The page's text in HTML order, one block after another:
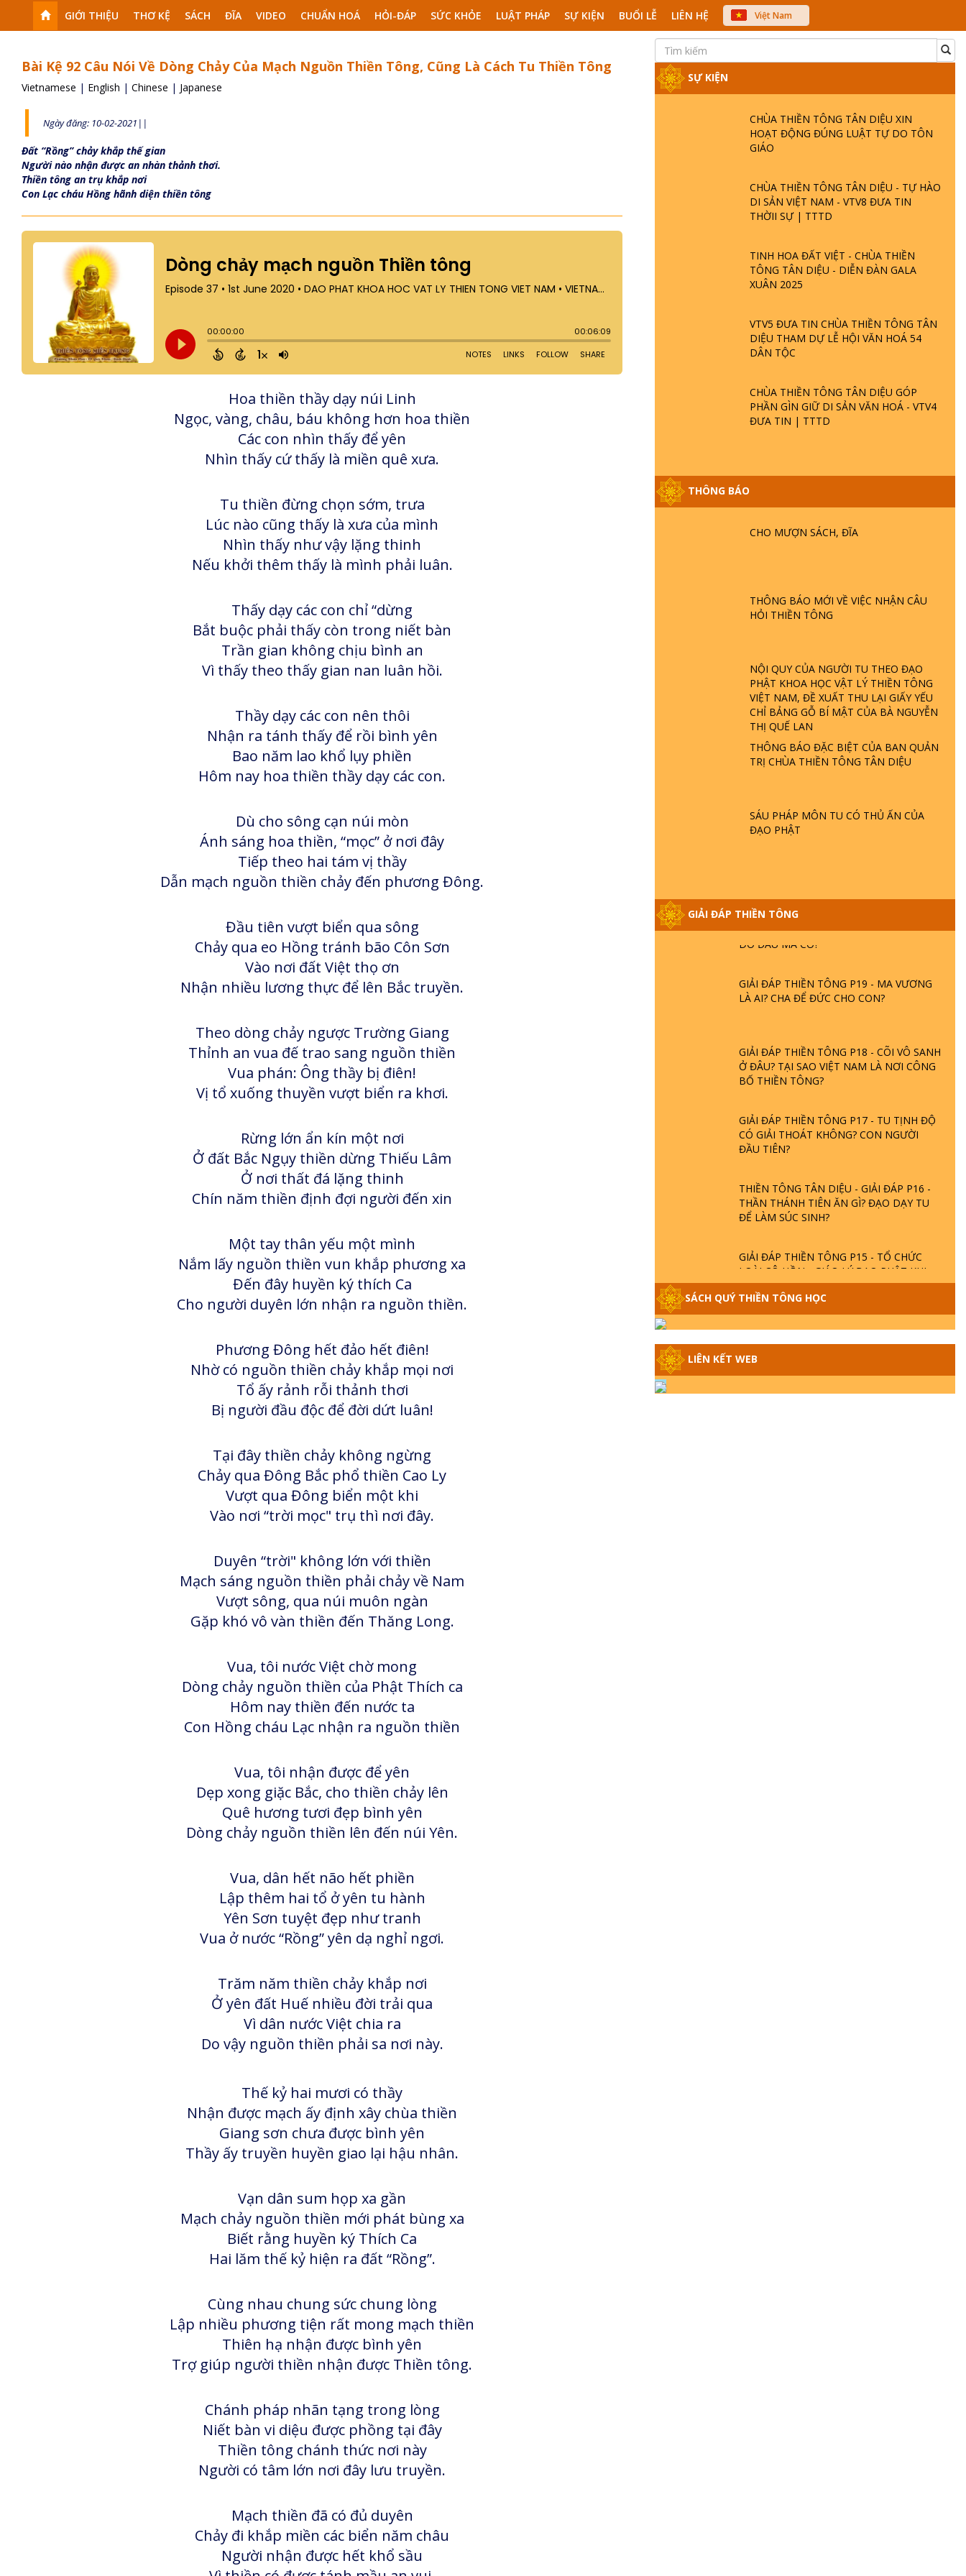
GIỚI THIỆU THƠ KỆ SÁCH ĐĨA VIDEO CHUẨN HOÁ HỎI-ĐÁP SỨC KHỎE LUẬT PHÁP SỰ KIỆN BUỔI LỄ LIÊN HỆ
Việt Nam
中文
Bài Kệ 92 Câu Nói Về Dòng Chảy Của Mạch Nguồn Thiền Tông, Cũng Là Cách Tu Thiền Tông
Vietnamese | English | Chinese | Japanese
Ngày đăng: 10-02-2021||
Đất “Rồng” chảy khắp thế gian
Người nào nhận được an nhàn thảnh thơi.
Thiền tông an trụ khắp nơi
Con Lạc cháu Hồng hãnh diện thiền tông
Hoa thiền thầy dạy núi Linh
Ngọc, vàng, châu, báu không hơn hoa thiền
Các con nhìn thấy để yên
Nhìn thấy cứ thấy là miền quê xưa.
Tu thiền đừng chọn sớm, trưa
Lúc nào cũng thấy là xưa của mình
Nhìn thấy như vậy lặng thinh
Nếu khởi thêm thấy là mình phải luân.
Thấy dạy các con chỉ “dừng
Bắt buộc phải thấy còn trong niết bàn
Trần gian không chịu bình an
Vì thấy theo thấy gian nan luân hồi.
Thầy dạy các con nên thôi
Nhận ra tánh thấy để rồi bình yên
Bao năm lao khổ lụy phiền
Hôm nay hoa thiền thầy dạy các con.
Dù cho sông cạn núi mòn
Ánh sáng hoa thiền, “mọc” ở nơi đây
Tiếp theo hai tám vị thầy
Dẫn mạch nguồn thiền chảy đến phương Đông.
Đầu tiên vượt biển qua sông
Chảy qua eo Hồng tránh bão Côn Sơn
Vào nơi đất Việt thọ ơn
Nhận nhiều lương thực để lên Bắc truyền.
Theo dòng chảy ngược Trường Giang
Thỉnh an vua đế trao sang nguồn thiền
Vua phán: Ông thầy bị điên!
Vị tổ xuống thuyền vượt biển ra khơi.
Rừng lớn ẩn kín một nơi
Ở đất Bắc Ngụy thiền dừng Thiếu Lâm
Ở nơi thất đá lặng thinh
Chín năm thiền định đợi người đến xin
Một tay thân yếu một mình
Nắm lấy nguồn thiền vun khắp phương xa
Đến đây huyền ký thích Ca
Cho người duyên lớn nhận ra nguồn thiền.
Phương Đông hết đảo hết điên!
Nhờ có nguồn thiền chảy khắp mọi nơi
Tổ ấy rảnh rỗi thảnh thơi
Bị người đầu độc để đời dứt luân!
Tại đây thiền chảy không ngừng
Chảy qua Đông Bắc phổ thiền Cao Ly
Vượt qua Đông biển một khi
Vào nơi “trời mọc" trụ thì nơi đây.
Duyên “trời" không lớn với thiền
Mạch sáng nguồn thiền phải chảy về Nam
Vượt sông, qua núi muôn ngàn
Gặp khó vô vàn thiền đến Thăng Long.
Vua, tôi nước Việt chờ mong
Dòng chảy nguồn thiền của Phật Thích ca
Hôm nay thiền đến nước ta
Con Hồng cháu Lạc nhận ra nguồn thiền
Vua, tôi nhận được để yên
Dẹp xong giặc Bắc, cho thiền chảy lên
Quê hương tươi đẹp bình yên
Dòng chảy nguồn thiền lên đến núi Yên.
Vua, dân hết não hết phiền
Lập thêm hai tổ ở yên tu hành
Yên Sơn tuyệt đẹp như tranh
Vua ở nước “Rồng” yên dạ nghỉ ngơi.
Trăm năm thiền chảy khắp nơi
Ở yên đất Huế nhiều đời trải qua
Vì dân nước Việt chia ra
Do vậy nguồn thiền phải sa nơi này.
Thế kỷ hai mươi có thầy
Nhận được mạch ấy định xây chùa thiền
Giang sơn chưa được bình yên
Thầy ấy truyền huyền giao lại hậu nhân.
Vạn dân sum họp xa gần
Mạch chảy nguồn thiền mới phát bùng xa
Biết rằng huyền ký Thích Ca
Hai lăm thế kỷ hiện ra đất “Rồng”.
Cùng nhau chung sức chung lòng
Lập nhiều phương tiện rất mong mạch thiền
Thiên hạ nhận được bình yên
Trợ giúp người thiền nhận được Thiền tông.
Chánh pháp nhãn tạng trong lòng
Niết bàn vi diệu được phồng tại đây
Thiền tông chánh thức nơi này
Người có tâm lớn nơi đây lưu truyền.
Mạch thiền đã có đủ duyên
Chảy đi khắp miền các biển năm châu
Người nhận được hết khổ sầu
SỰ KIỆN
CHÙA THIỀN TÔNG TÂN DIỆU XIN
HOẠT ĐỘNG ĐÚNG LUẬT TỰ DO TÔN
GIÁO
CHÙA THIỀN TÔNG TÂN DIỆU - TỰ HÀO
DI SẢN VIỆT NAM - VTV8 ĐƯA TIN
THỜII SỰ | TTTD
TINH HOA ĐẤT VIỆT - CHÙA THIỀN
TÔNG TÂN DIỆU - DIỄN ĐÀN GALA
XUÂN 2025
VTV5 ĐƯA TIN CHÙA THIỀN TÔNG TÂN
DIỆU THAM DỰ LỄ HỘI VĂN HOÁ 54
DÂN TỘC
CHÙA THIỀN TÔNG TÂN DIỆU GÓP
PHẦN GÌN GIỮ DI SẢN VĂN HOÁ - VTV4
ĐƯA TIN | TTTD
THÔNG BÁO
CHO MƯỢN SÁCH, ĐĨA
THÔNG BÁO MỚI VỀ VIỆC NHẬN CÂU
HỎI THIỀN TÔNG
NỘI QUY CỦA NGƯỜI TU THEO ĐẠO
PHẬT KHOA HỌC VẬT LÝ THIỀN TÔNG
VIỆT NAM, ĐỀ XUẤT THU LẠI GIẤY YẾU
CHỈ BẢNG GỖ BÍ MẬT CỦA BÀ NGUYỄN
THỊ QUẾ LAN
THÔNG BÁO ĐẶC BIỆT CỦA BAN QUẢN
TRỊ CHÙA THIỀN TÔNG TÂN DIỆU
SÁU PHÁP MÔN TU CÓ THỦ ẤN CỦA
ĐẠO PHẬT
GIẢI ĐÁP THIỀN TÔNG
GIẢI ĐÁP ĐẶC BIỆT P25 - SUỐT 49 NĂM
TTTD
GIẢI ĐÁP THIỀN TÔNG ĐẶC BIỆT P22 - TẠI
SAO TRÁI ĐẤT NHIỀU THIÊN TAI - LŨ LỤT
- HỎA HOẠN | TTTD
GIẢI ĐÁP THIỀN TÔNG ĐẶC BIỆT P21 - TẠI
GIẢI ĐÁP VỀ LỄ TIỄN THIỀN TÔNG SƯ
GIẢI ĐÁP THIỀN TÔNG ĐẶC BIỆT PHẦN 20
- BÁC NGUYỄN NHÂN LÀ AI? PHIỀN NÃO
DO ĐÂU MÀ CÓ?
LÀ AI? CHA ĐỂ ĐỨC CHO CON?
Ở ĐÂU? TẠI SAO VIỆT NAM LÀ NƠI CÔNG
BỐ THIỀN TÔNG?
CÓ GIẢI THOÁT KHÔNG? CON NGƯỜI
ĐẦU TIÊN?
THẦN THÁNH TIÊN ĂN GÌ? ĐẠO DẠY TU
ĐỂ LÀM SÚC SINH?
LOÀI CÔ HỒN - GIÁO LÝ ĐẠO PHẬT KHI
NÀO XUẤT BẢN
GIẢI ĐÁP THIỀN TÔNG ĐẶC BIỆT - P13 -
CON NGƯỜI TU THÀNH PHẬT ĐƯỢC
SÁCH QUÝ THIỀN TÔNG HỌC
LIÊN KẾT WEB